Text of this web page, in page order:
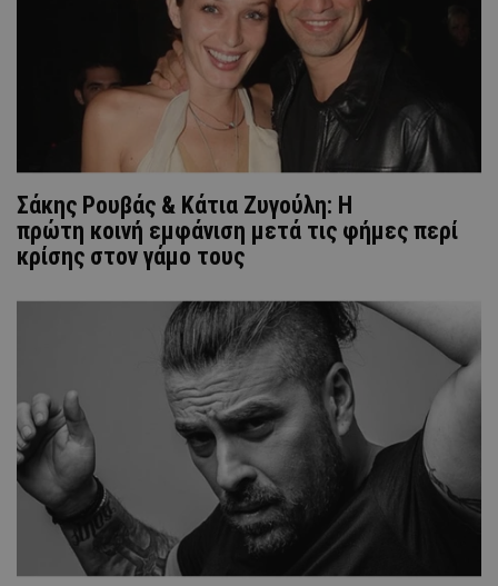
Σάκης Ρουβάς & Κάτια Ζυγούλη: Η
πρώτη κοινή εμφάνιση μετά τις φήμες περί
κρίσης στον γάμο τους